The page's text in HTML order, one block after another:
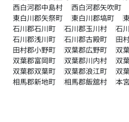
西白河郡中島村
西白河郡矢吹町
東白川郡矢祭町
東白川郡塙町
石川郡石川町
石川郡玉川村
石
石川郡浅川町
石川郡古殿町
田
田村郡小野町
双葉郡広野町
双
双葉郡富岡町
双葉郡川内村
双
双葉郡双葉町
双葉郡浪江町
双
相馬郡新地町
相馬郡飯舘村 本